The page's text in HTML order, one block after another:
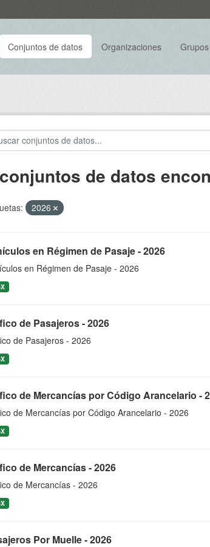
Conjuntos de datos Organizaciones Grupos
de datos
2026
en Régimen de Pasaje - 2026
en Régimen de Pasaje - 2026
de Pasajeros - 2026
de Pasajeros - 2026
de Mercancías por Código Arancelario -
de Mercancías por Código Arancelario - 2026
de Mercancías - 2026
de Mercancías - 2026
Por Muelle - 2026